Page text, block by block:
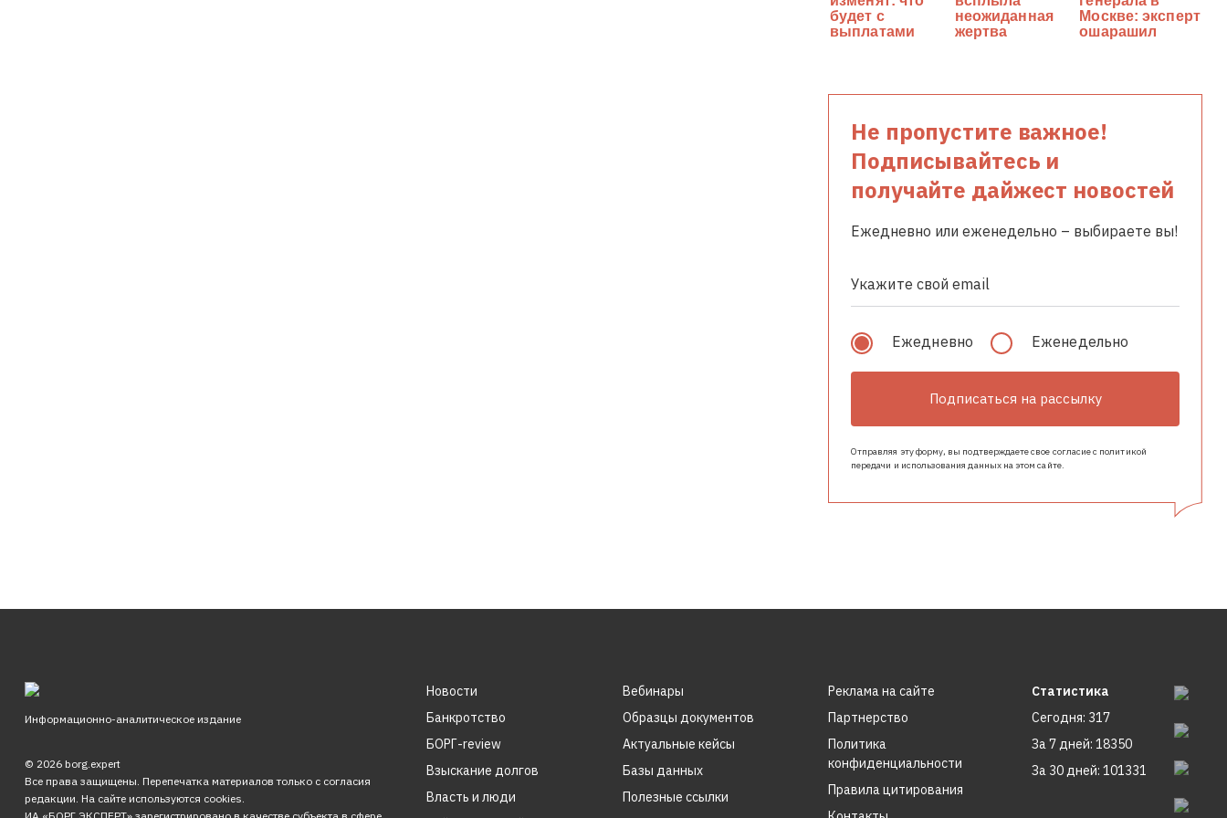
Не пропустите важное!
Подписывайтесь и
получайте дайжест новостей
Ежедневно или еженедельно – выбираете вы!
Ежедневно Еженедельно
Подписаться на рассылку
Отправляя эту форму, вы подтверждаете свое согласие с политикой
передачи и использования данных на этом сайте.
Информационно-аналитическое издание
© 2026 borg.expert
Все права защищены. Перепечатка материалов только с согласия
редакции. На сайте используются cookies.
Новости
Банкротство
БОРГ-review
Взыскание долгов
Власть и люди
Вебинары
Образцы документов
Актуальные кейсы
Базы данных
Полезные ссылки
Реклама на сайте
Партнерство
Политика
конфиденциальности
Правила цитирования
Статистика
Сегодня: 317
За 7 дней: 18350
За 30 дней: 101331